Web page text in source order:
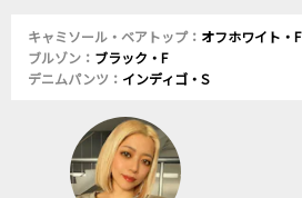
キャミソール・ベアトップ： オフホワイト・F
ブルゾン： ブラック・F
デニムパンツ： インディゴ・S